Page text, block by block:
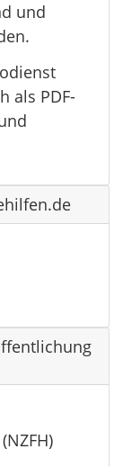
und
als PDF-